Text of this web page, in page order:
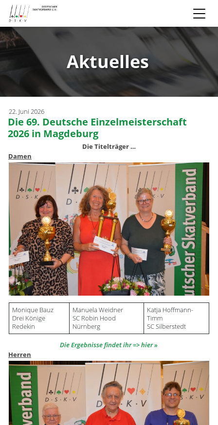
Aktuelles
22. Juni 2026
Die 69. Deutsche Einzelmeisterschaft
2026 in Magdeburg
Die Titelträger …
Damen
Monique Bauz
Drei Könige
Redekin
Manuela Weidner
SC Robin Hood
Nürnberg
Katja Hoffmann-
Timm
SC Silberstedt
Die Ergebnisse findet ihr => hier
Herren